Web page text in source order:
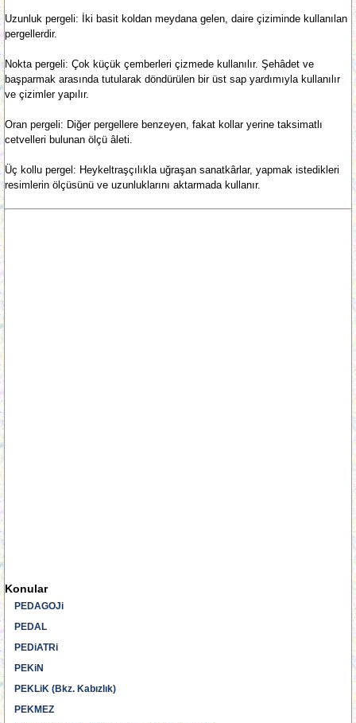
Uzunluk pergeli: İki basit koldan meydana gelen, daire çiziminde kullanılan
pergellerdir.
Nokta pergeli: Çok küçük çemberleri çizmede kullanılır. Şehâdet ve
başparmak arasında tutularak döndürülen bir üst sap yardımıyla kullanılır
ve çizimler yapılır.
Oran pergeli: Diğer pergellere benzeyen, fakat kollar yerine taksimatlı
cetvelleri bulunan ölçü âleti.
Üç kollu pergel: Heykeltraşçılıkla uğraşan sanatkârlar, yapmak istedikleri
resimlerin ölçüsünü ve uzunluklarını aktarmada kullanır.
Konular
PEDAGOJi
PEDAL
PEDiATRi
PEKiN
PEKLiK (Bkz. Kabızlık)
PEKMEZ